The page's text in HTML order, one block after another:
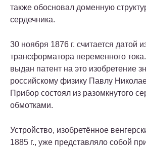
также обосновал доменную
сердечника.
30 ноября 1876 г. считается датой
трансформатора переменного
выдан патент на это изобретение
российскому физику Павлу
Прибор состоял из разомкнутого
обмотками.
Устройство, изобретённое
1885 г., уже представляло собой